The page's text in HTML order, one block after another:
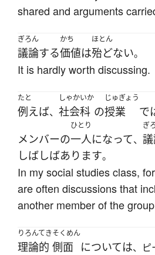
shared and arguments
ぎろん
議論する
かち
価値は
ほとん
殆どない。
It is hardly worth discussing.
たと
例えば、
しゃかいか
社会科 の
じゅぎょう
授業 で
メンバーの
ひとり
一人になって、
ぎ
しばしばあります。
In my social studies class,
are often discussions that
another member of the
りろんてき
理論的
そくめん
側面 については、ピ